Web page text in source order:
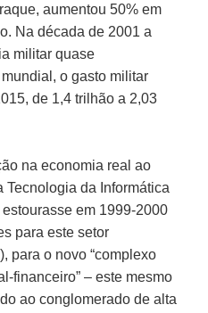
aumentou 50% em
Na década de 2001 a
militar quase
o gasto militar
de 1,4 trilhão a 2,03
na economia real ao
Tecnologia da Informática
em 1999-2000
para este setor
), para o novo “complexo
financeiro” – este mesmo
ao conglomerado de alta